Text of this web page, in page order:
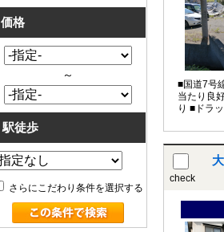
■国道7号
当たり良
り ■ドラ
check
価格
～
駅徒歩
さらにこだわり条件を選択する